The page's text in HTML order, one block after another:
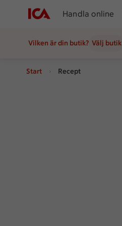
Handla online
Vilken är din butik? Välj butik
Start Recept